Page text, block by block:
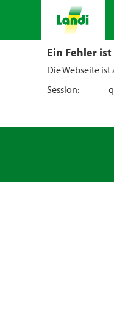
Ein Fehler
Die Webseite
Session: